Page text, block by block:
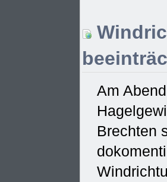
Am
Brechten